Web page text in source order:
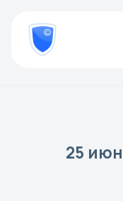
800
777-
81-Проверить
25